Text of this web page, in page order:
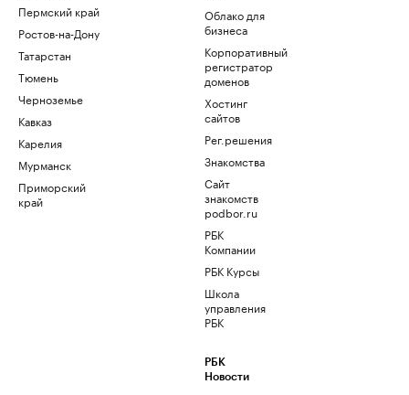
Пермский край
Ростов-на-Дону
Татарстан
Тюмень
Черноземье
Кавказ
Карелия
Мурманск
Приморский
край
Облако для
бизнеса
Корпоративный
регистратор
доменов
Хостинг
сайтов
Рег.решения
Знакомства
Сайт
знакомств
podbor.ru
РБК
Компании
РБК Курсы
Школа
управления
РБК
РБК
Новости